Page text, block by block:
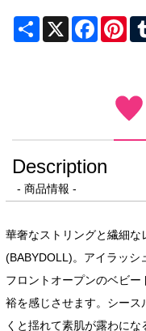
Share X
Description
- 商品情報 -
華奢なストリングと繊細
(BABYDOLL)。アイラッシ
フロントオープンのベビ
裕を感じさせます。シース
くと揺れて素肌が露わに